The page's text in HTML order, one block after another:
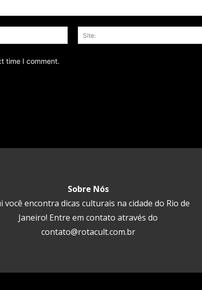
Email:*
time I comment.
Sobre Nós
você encontra dicas culturais na cidade do Rio de
Janeiro! Entre em contato através do
contato@rotacult.com.br